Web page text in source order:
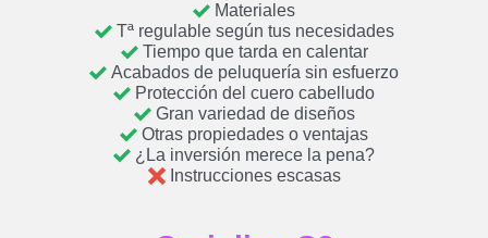
Materiales
Tª regulable según tus necesidades
Tiempo que tarda en calentar
Acabados de peluquería sin esfuerzo
Protección del cuero cabelludo
Gran variedad de diseños
Otras propiedades o ventajas
¿La inversión merece la pena?
Instrucciones escasas